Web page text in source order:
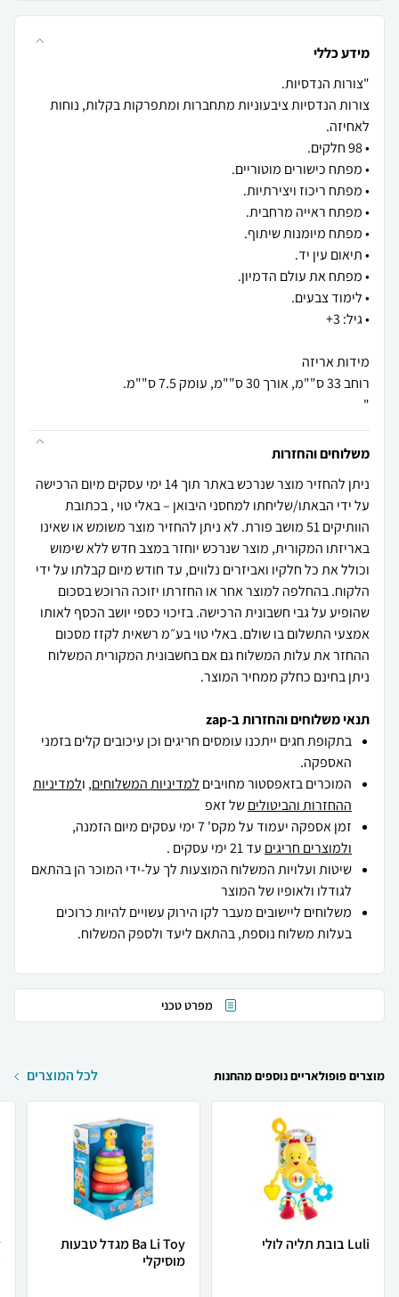
מידע כללי
צורות הנדסיות ציבעוניות מתחברות ומתפרקות בקלות, נוחות
"
משלוחים והחזרות
ניתן להחזיר מוצר שנרכש באתר תוך 14 ימי עסקים מיום הרכישה
על ידי הבאתו/שליחתו למחסני היבואן – באלי טוי , בכתובת
הוותיקים 51 מושב פורת. לא ניתן להחזיר מוצר משומש או שאינו
באריזתו המקורית, מוצר שנרכש יוחזר במצב חדש ללא שימוש
וכולל את כל חלקיו ואביזרים נלווים, עד חודש מיום קבלתו על ידי
הלקוח. בהחלפה למוצר אחר או החזרתו יזוכה הרוכש בסכום
שהופיע על גבי חשבונית הרכישה. בזיכוי כספי יושב הכסף לאותו
אמצעי התשלום בו שולם. באלי טוי בע״מ רשאית לקזז מסכום
ההחזר את עלות המשלוח גם אם בחשבונית המקורית המשלוח
ניתן בחינם כחלק ממחיר המוצר.
תנאי משלוחים והחזרות ב-zap
בתקופת חגים ייתכנו עומסים חריגים וכן עיכובים קלים בזמני
האספקה.
המוכרים בזאפסטור מחויבים למדיניות המשלוחים, ולמדיניות
ההחזרות והביטוליםשל זאפ
זמן אספקה יעמוד על מקס' 7 ימי עסקים מיום הזמנה,
ולמוצרים חריגים עד 21 ימי עסקים .
שיטות ועלויות המשלוח המוצעות לך על-ידי המוכר הן בהתאם
לגודלו ולאופיו של המוצר
משלוחים ליישובים מעבר לקו הירוק עשויים להיות כרוכים
בעלות משלוח נוספת, בהתאם ליעד ולספק המשלוח.
מפרט טכני
מוצרים פופולאריים נוספים מהחנות לכל המוצרים
Luli בובת תליה לולי
Ba Li Toy מגדל טבעות
מוסיקלי